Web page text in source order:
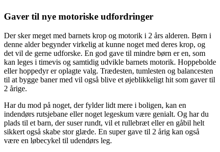
Gaver til nye motoriske udfordringer
Der sker meget med barnets krop og motorik i 2 års alderen. Børn i
denne alder begynder virkelig at kunne noget med deres krop, og
det vil de gerne udforske. En god gave til mindre børn er en, som
kan leges i timevis og samtidig udvikle barnets motorik. Hoppebolde
eller hoppedyr er oplagte valg. Trædesten, tumlesten og balancesten
til at bygge baner med vil også blive et øjeblikkeligt hit som gaver til
2 årige.
Har du mod på noget, der fylder lidt mere i boligen, kan en
indendørs rutsjebane eller noget legeskum være genialt. Og har du
plads til et barn, der suser rundt, vil et rullebræt eller en gåbil helt
sikkert også skabe stor glæde. En super gave til 2 årig kan også
være en løbecykel til udendørs leg.